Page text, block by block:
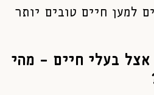
למען חיים טובים יותר
אצל בעלי חיים – מהי